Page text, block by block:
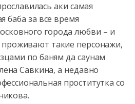
аки самая
баба за все время
города любви – и
такие персонажи,
по баням да саунам
Савкина, а недавно
проститутка со